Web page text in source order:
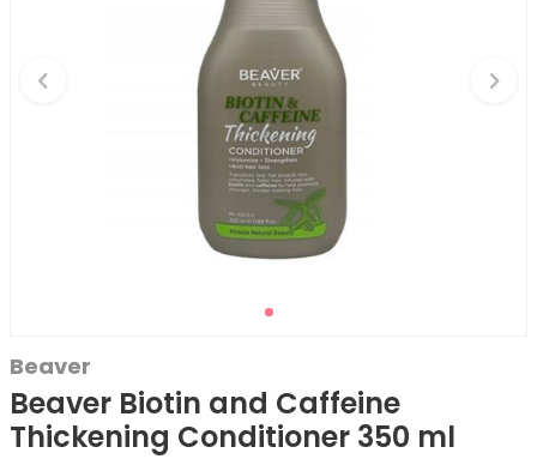
Beaver
Beaver Biotin and Caffeine
Thickening Conditioner 350 ml